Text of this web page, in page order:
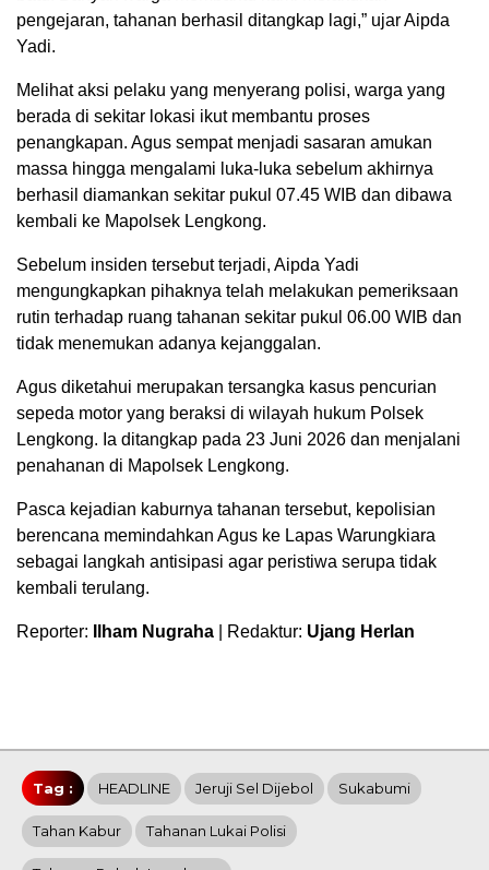
pengejaran, tahanan berhasil ditangkap lagi,” ujar Aipda
Yadi.
Melihat aksi pelaku yang menyerang polisi, warga yang
berada di sekitar lokasi ikut membantu proses
penangkapan. Agus sempat menjadi sasaran amukan
massa hingga mengalami luka-luka sebelum akhirnya
berhasil diamankan sekitar pukul 07.45 WIB dan dibawa
kembali ke Mapolsek Lengkong.
Sebelum insiden tersebut terjadi, Aipda Yadi
mengungkapkan pihaknya telah melakukan pemeriksaan
rutin terhadap ruang tahanan sekitar pukul 06.00 WIB dan
tidak menemukan adanya kejanggalan.
Agus diketahui merupakan tersangka kasus pencurian
sepeda motor yang beraksi di wilayah hukum Polsek
Lengkong. Ia ditangkap pada 23 Juni 2026 dan menjalani
penahanan di Mapolsek Lengkong.
Pasca kejadian kaburnya tahanan tersebut, kepolisian
berencana memindahkan Agus ke Lapas Warungkiara
sebagai langkah antisipasi agar peristiwa serupa tidak
kembali terulang.
Reporter: Ilham Nugraha | Redaktur: Ujang Herlan
Tag : HEADLINE Jeruji Sel Dijebol Sukabumi
Tahan Kabur Tahanan Lukai Polisi